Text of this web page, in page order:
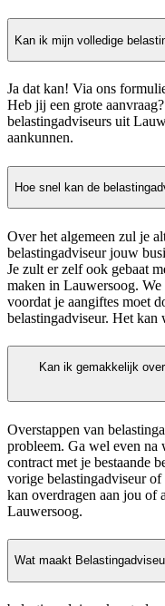
Kan ik mijn volledige
Ja dat kan! Via ons
Heb jij een grote
belastingadviseurs uit
aankunnen.
Hoe snel kan de
Over het algemeen zul je
belastingadviseur jouw
Je zult er zelf ook gebaat
maken in Lauwersoog.
voordat je aangiftes moet
belastingadviseur. Het
Kan ik gemakkelijk
Overstappen van
probleem. Ga wel even na
contract met je bestaande
vorige belastingadviseur
kan overdragen aan jou of
Lauwersoog.
Wat maakt